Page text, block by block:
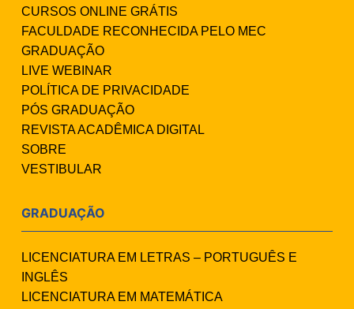
CURSOS ONLINE GRÁTIS
FACULDADE RECONHECIDA PELO MEC
GRADUAÇÃO
LIVE WEBINAR
POLÍTICA DE PRIVACIDADE
PÓS GRADUAÇÃO
REVISTA ACADÊMICA DIGITAL
SOBRE
VESTIBULAR
GRADUAÇÃO
LICENCIATURA EM LETRAS – PORTUGUÊS E
INGLÊS
LICENCIATURA EM MATEMÁTICA